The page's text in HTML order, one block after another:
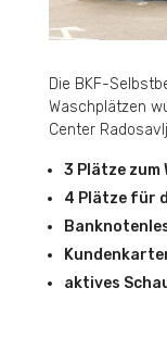
Die BKF-
Waschplätzen
Center
3 Plätze zum
4 Plätze für
aktives